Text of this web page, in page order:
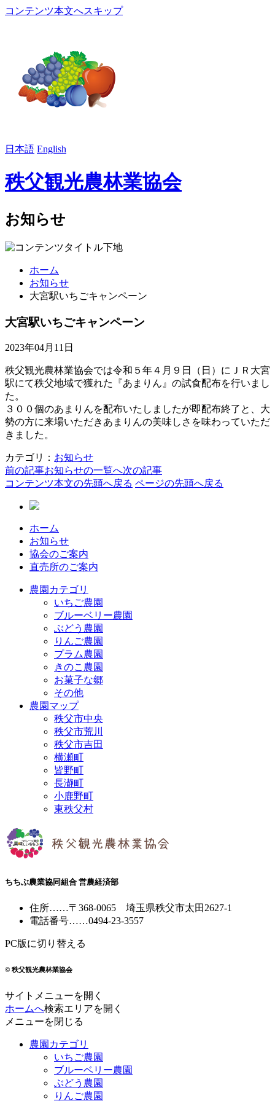
コンテンツ本文へスキップ
日本語 English
秩父観光農林業協会
お知らせ
ホーム
お知らせ
大宮駅いちごキャンペーン
大宮駅いちごキャンペーン
2023年04月11日
秩父観光農林業協会では令和５年４月９日（日）にＪＲ大宮
駅にて秩父地域で獲れた『あまりん』の試食配布を行いまし
た。
３００個のあまりんを配布いたしましたが即配布終了と、大
勢の方に来場いただきあまりんの美味しさを味わっていただ
きました。
カテゴリ： お知らせ
前の記事お知らせの一覧へ次の記事
コンテンツ本文の先頭へ戻る ページの先頭へ戻る
ホーム
お知らせ
協会のご案内
直売所のご案内
農園カテゴリ
いちご農園
ブルーベリー農園
ぶどう農園
りんご農園
プラム農園
きのこ農園
お菓子な郷
その他
農園マップ
秩父市中央
秩父市荒川
秩父市吉田
横瀬町
皆野町
長瀞町
小鹿野町
東秩父村
ちちぶ農業協同組合 営農経済部
住所……〒368-0065 埼玉県秩父市太田2627-1
電話番号……0494-23-3557
PC版に切り替える
© 秩父観光農林業協会
サイトメニューを開く
ホームへ検索エリアを開く
メニューを閉じる
農園カテゴリ
いちご農園
ブルーベリー農園
ぶどう農園
りんご農園